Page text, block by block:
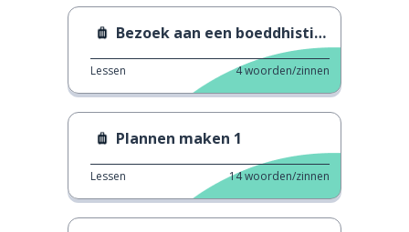
Bezoek aan een boeddhistische tempel
Lessen 4woorden/zinnen
Plannen maken 1
Lessen 14woorden/zinnen